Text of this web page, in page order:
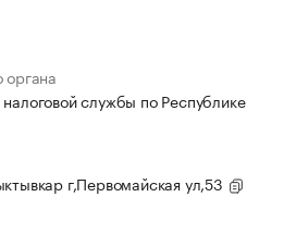
органа
службы по Республике
г,Первомайская ул,53